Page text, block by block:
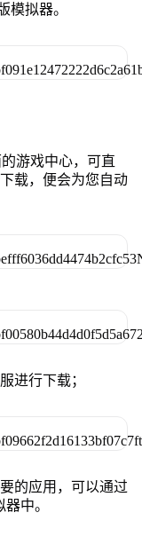
模拟器。
游戏中心，可直
载，便会为您自动
进行下载；
的应用，可以通过
中。